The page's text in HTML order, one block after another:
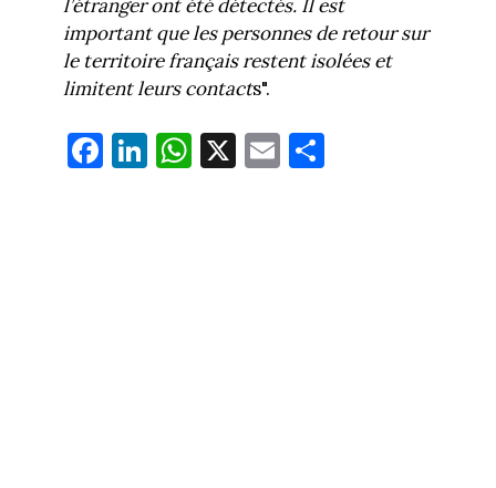
l’étranger ont été détectés. Il est
important que les personnes de retour sur
le territoire français restent isolées et
limitent leurs contacts".
Fa
ce
Li
nk
W
ha
X E
m
Pa
rt